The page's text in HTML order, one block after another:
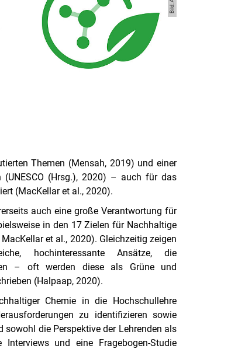
Themen (Mensah, 2019) und einer
(UNESCO (Hrsg.), 2020) – auch für das
(MacKellar et al., 2020).
auch eine große Verantwortung für
in den 17 Zielen für Nachhaltige
et al., 2020). Gleichzeitig zeigen
hochinteressante Ansätze, die
– oft werden diese als Grüne und
(Halpaap, 2020).
Chemie in die Hochschullehre
zu identifizieren sowie
die Perspektive der Lehrenden als
und eine Fragebogen-Studie